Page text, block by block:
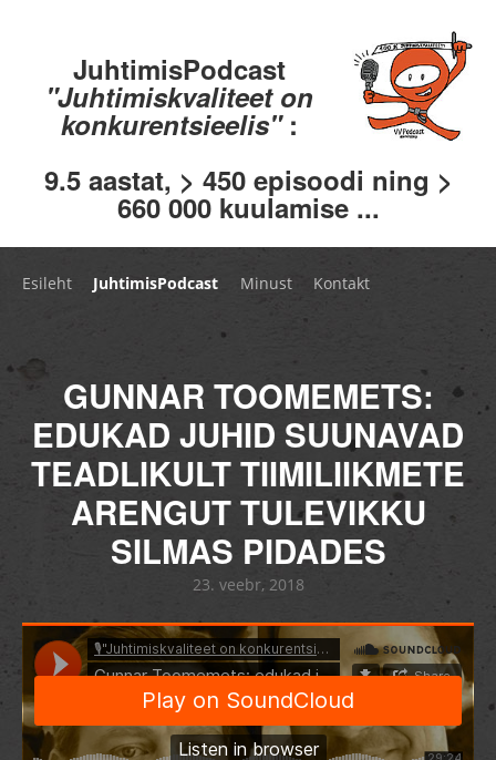
JuhtimisPodcast
"Juhtimiskvaliteet on
konkurentsieelis" :
9.5 aastat, > 450 episoodi ning >
660 000 kuulamise ...
Esileht JuhtimisPodcast Minust Kontakt
GUNNAR TOOMEMETS:
EDUKAD JUHID SUUNAVAD
TEADLIKULT TIIMILIIKMETE
ARENGUT TULEVIKKU
SILMAS PIDADES
23. veebr, 2018